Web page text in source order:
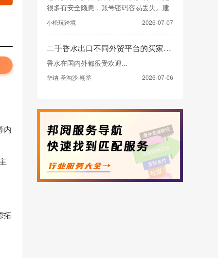
内
拓
很多有安全隐患，账号密码容易丢失。建
议你多调研一下，选择...
小松玩跨境 2026-07-07
二手香水出口不同外贸平台的买家市场主要集中在哪里，政策上需要注意什么
香水在国内外都很受欢迎...
华纳-圣淘沙-翊丞 2026-07-06